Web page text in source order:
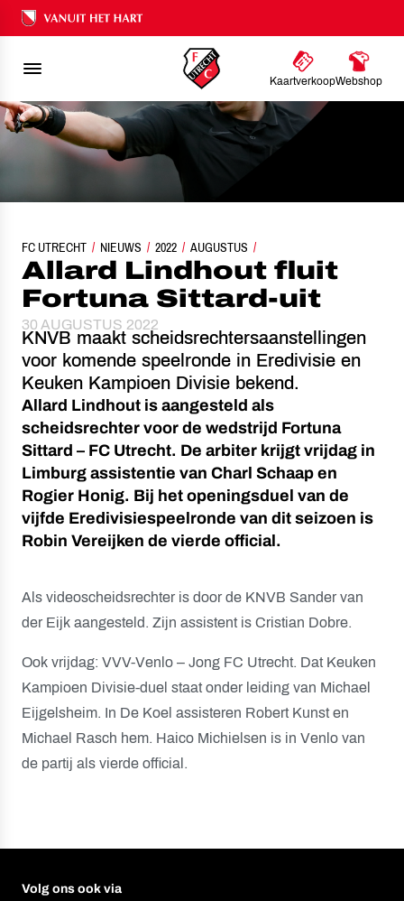
Ons nalatenschap
KaartverkoopWebshop
FC UTRECHT NIEUWS 2022 AUGUSTUS
ALLARD LINDHOUT FLUIT FORTUNA SITTARD-UIT
Allard Lindhout fluit
Fortuna Sittard-uit
30 AUGUSTUS 2022
KNVB maakt scheidsrechtersaanstellingen
voor komende speelronde in Eredivisie en
Keuken Kampioen Divisie bekend.
Allard Lindhout is aangesteld als
scheidsrechter voor de wedstrijd Fortuna
Sittard – FC Utrecht. De arbiter krijgt vrijdag in
Limburg assistentie van Charl Schaap en
Rogier Honig. Bij het openingsduel van de
vijfde Eredivisiespeelronde van dit seizoen is
Robin Vereijken de vierde official.
Als videoscheidsrechter is door de KNVB Sander van
der Eijk aangesteld. Zijn assistent is Cristian Dobre.
Ook vrijdag: VVV-Venlo – Jong FC Utrecht. Dat Keuken
Kampioen Divisie-duel staat onder leiding van Michael
Eijgelsheim. In De Koel assisteren Robert Kunst en
Michael Rasch hem. Haico Michielsen is in Venlo van
de partij als vierde official.
Volg ons ook via